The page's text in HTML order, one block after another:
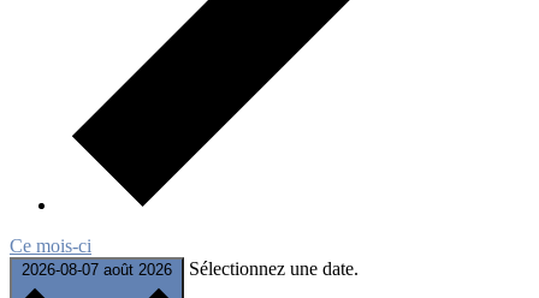
Ce mois-ci
2026-08-07 août 2026 Sélectionnez une date.